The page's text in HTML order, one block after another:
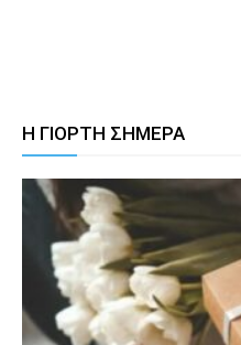
Η ΓΙΟΡΤΗ ΣΗΜΕΡΑ